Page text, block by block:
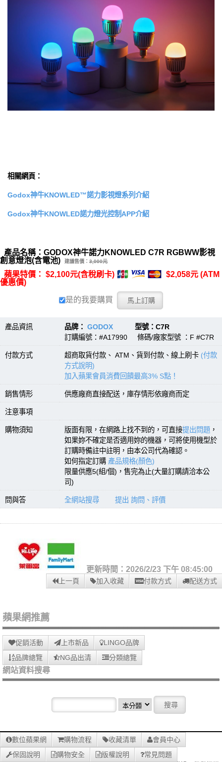
相關網頁：
Godox神牛KNOWLED™諾力影視燈系列介紹
Godox神牛KNOWLED諾力燈光控制APP介紹
產品名稱：GODOX神牛諾力KNOWLED C7R RGBWW影視
創意燈泡(含電池)
建議售價： 3,000元
蘋果特價： $2,100元(含稅刷卡)
$2,058元 (ATM
優惠價)
是的我要購買
產品資訊 品牌： GODOX 型號：C7R
訂購編號：#A17990 條碼/廠家型號 ：F #C7R
付款方式 超商取貨付款、 ATM、貨到付款、線上刷卡 (付款
方式說明)
加入蘋果會員消費回饋最高3% S點！
銷售情形 供應廠商直接配送，庫存情形依廠商而定
注意事項
購物須知 版面有限，在網路上找不到的，可直接提出問題 ，
如果妳不確定是否適用妳的機器，可將使用機型於
訂購時備註中註明，由本公司代為確認。
如何指定訂購 產品規格(顏色)
限量供應5(組/個)，售完為止(大量訂購請洽本公
司)
問與答 全網站搜尋 提出 詢問、評價
更新時間：2026/2/23 下午 08:45:00
上一頁 加入收藏 付款方式 配送方式
蘋果網推薦
促銷活動 上市新品
LINGO品牌
品牌總覽
NG品出清 分類總覽
網站資料搜尋
數位蘋果網 購物流程 收藏清單
會員中心
保固說明
購物安全 版權說明 常見問題